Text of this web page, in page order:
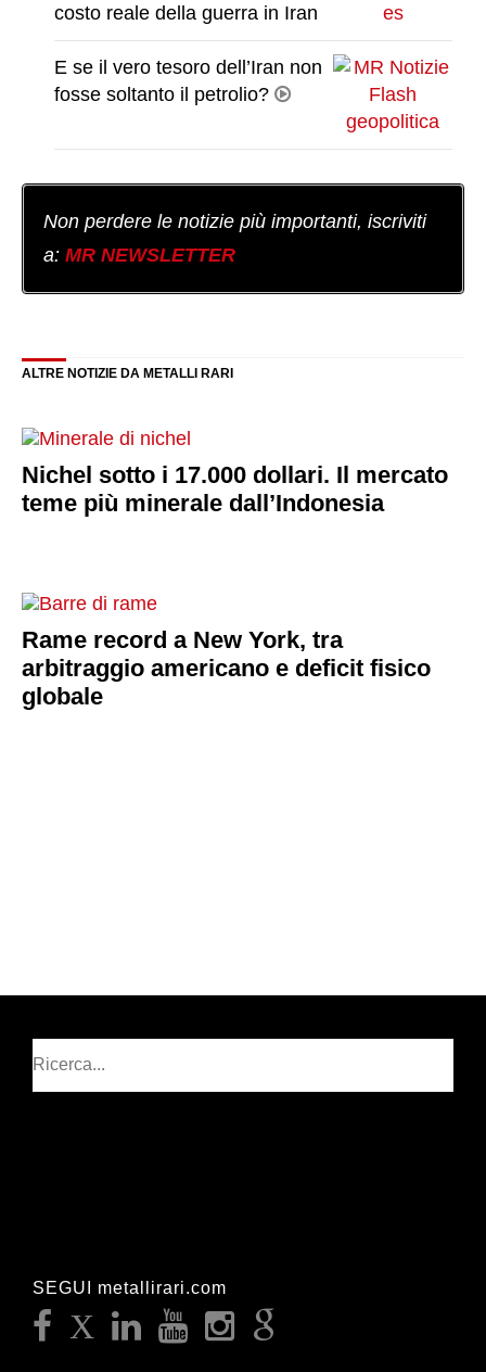
costo reale della guerra in Iran
E se il vero tesoro dell’Iran non
fosse soltanto il petrolio?
Non perdere le notizie più importanti, iscriviti
a: MR NEWSLETTER
ALTRE NOTIZIE DA METALLI RARI
Nichel sotto i 17.000 dollari. Il mercato
teme più minerale dall’Indonesia
Rame record a New York, tra
arbitraggio americano e deficit fisico
globale
SEGUI metallirari.com